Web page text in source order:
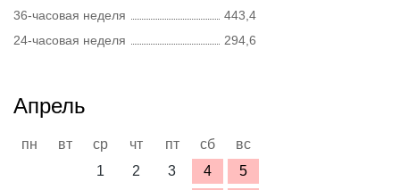
36-часовая неделя
443,4
24-часовая неделя
294,6
Апрель
пн вт ср чт пт сб
вс
1
2 3 4
5